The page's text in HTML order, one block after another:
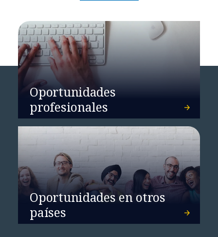
Oportunidades
profesionales
Oportunidades en otros
países